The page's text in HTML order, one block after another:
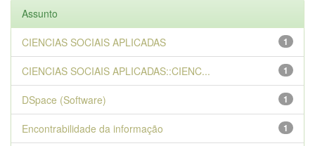
Assunto
1
CIENCIAS SOCIAIS APLICADAS
1
CIENCIAS SOCIAIS APLICADAS::CIENC...
1
DSpace (Software)
1
Encontrabilidade da informação